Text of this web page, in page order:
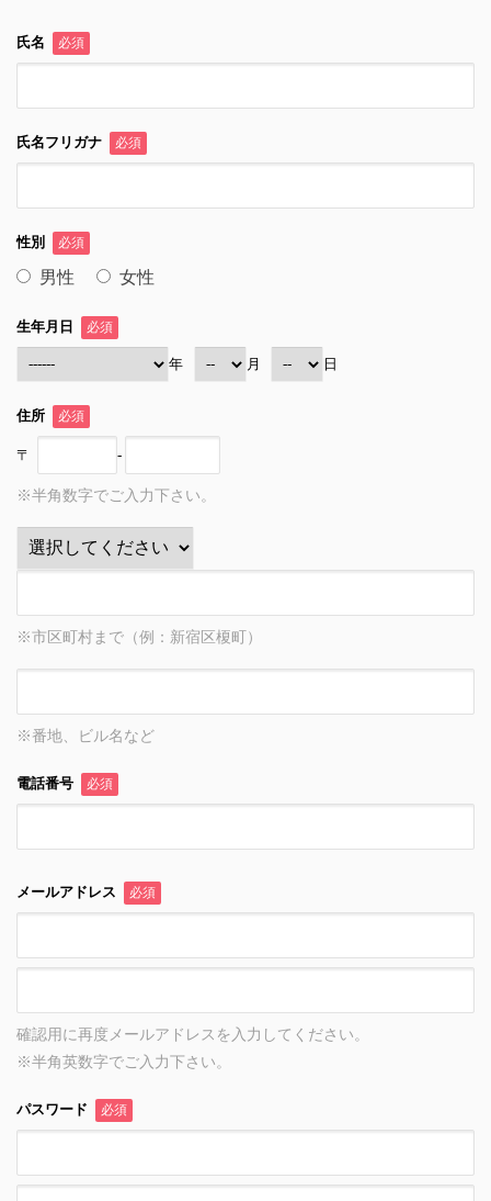
氏名 必須
氏名フリガナ 必須
性別 必須
男性 女性
生年月日 必須
年 月 日
住所 必須
〒 -
※半角数字でご入力下さい。
※市区町村まで（例：新宿区榎町）
※番地、ビル名など
電話番号 必須
メールアドレス 必須
確認用に再度メールアドレスを入力してください。
※半角英数字でご入力下さい。
パスワード 必須